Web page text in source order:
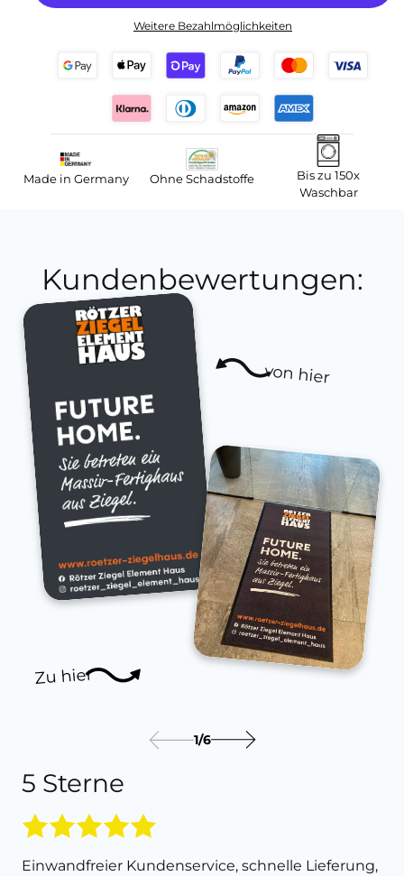
Weitere Bezahlmöglichkeiten
Made in Germany Ohne Schadstoffe
Bis zu 150x
Waschbar
Kundenbewertungen:
Zu hier
von hier
5 Sterne
Einwandfreier Kundenservice, schnelle Lieferung,
1/6